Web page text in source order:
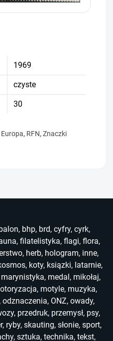
1969
czyste
30
Europa, RFN,Znaczki
, bhp, brd, cyfry, cyrk,
, filatelistyka, flagi, flora,
, herb, hologram, inne,
, koty, ksiązki, latarnie,
marynistyka, medal, mikołaj,
, motyle, muzyka,
odznaczenia, ONZ, owady,
, przedruk, przemysł, psy,
, ryby, skauting, słonie, sport,
, sztuka, technika, tekst,